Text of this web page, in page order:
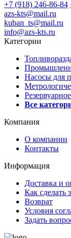
+7 (918) 246-86-84
azs-kts@mail.ru
kuban_ts@mail.ru
info@azs-kts.ru
Категории
Насосы для
Все
Компания
О компании
Контакты
Информация
Доставка и
Как сделать
Возврат
Условия
Задать